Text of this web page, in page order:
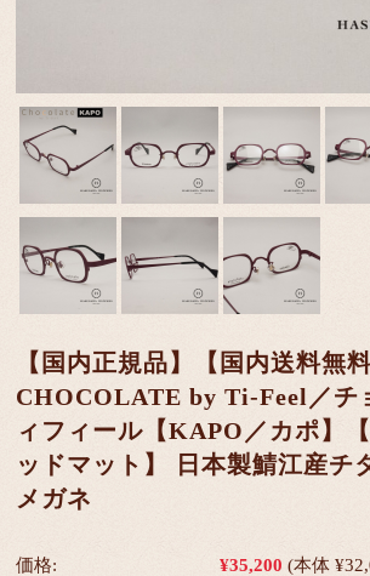
【国内正規品】【国内送料無料
CHOCOLATE by Ti-Feel／チ
ィフィール【KAPO／カポ】
ッドマット】 日本製鯖江産チ
メガネ
価格: ¥35,200 (本体